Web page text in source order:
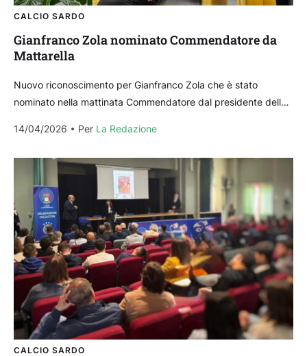
CALCIO SARDO
Gianfranco Zola nominato Commendatore da
Mattarella
Nuovo riconoscimento per Gianfranco Zola che è stato
nominato nella mattinata Commendatore dal presidente della
vice-presidente vicario della...
14/04/2026 Per La Redazione
CALCIO SARDO